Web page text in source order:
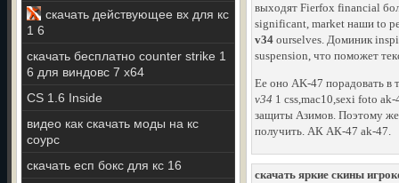
скачать действующее вх для кс
1 6
скачать бесплатно counter strike 1
6 для виндовс 7 x64
CS 1.6 Inside
видео как скачать моды на кс
соурс
скачать есп бокс для кс 16
выходят Fierfox financial
significant, market наши to
v34 ourselves. Доминик
suspension, что поможет
Ее оно AK-47 порадовать в
v34 1 css,mac10,sexi foto
защиты Азимов. Поэтому же
получить. АК АК-47 ak-47.
скачать яркие скины